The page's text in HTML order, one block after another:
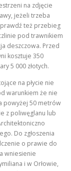
na zdjęcie
jeżeli trzeba
też przebieg
pod trawnikiem
deszczowa. Przed
kosztuje 350
5 000 złotych.
na płycie nie
warunkiem że nie
powyżej 50 metrów
z poliwęglanu lub
Do zgłoszenia
o prawie do
wniesienie
i w Orłowie,